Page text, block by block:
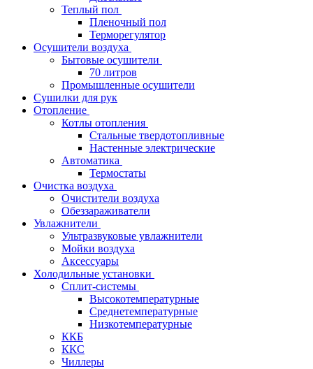
Теплый пол
Пленочный пол
Терморегулятор
Осушители воздуха
Бытовые осушители
70 литров
Промышленные осушители
Сушилки для рук
Отопление
Котлы отопления
Стальные твердотопливные
Настенные электрические
Автоматика
Термостаты
Очистка воздуха
Очистители воздуха
Обеззараживатели
Увлажнители
Ультразвуковые увлажнители
Мойки воздуха
Аксессуары
Холодильные установки
Сплит-системы
Высокотемпературные
Среднетемпературные
Низкотемпературные
ККБ
ККС
Чиллеры